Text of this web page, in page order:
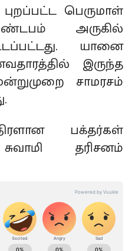
பெருமாள்
அருகில்
யானை
இருந்த
சாமரசம்
பக்தர்கள்
தரிசனம்